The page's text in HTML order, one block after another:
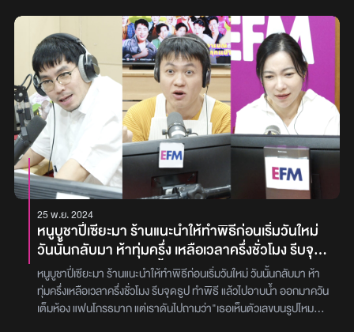
“คุณมน (นามสมมติ)” อายุ 32 ปี สายแรกในรายการ พุธทอล์ค พุธโทร
เมื่อคืนวันพุธที่ผ่านมา [8 พ.ค. 67] ได้โทรเข้ามาปรึกษา ‘ดีเจเผือก - ดี
เจเติ้ล - ดีเจต้นหอม’ เกี่ยวกับปัญหารักของเราสามคน เพราะแฟนของ
คุณมนแอบมี FWB ลับหลัง โดย ​“คุณมน (นามสมมติ)” ได้เล่าว่า ‘มนมี
แฟนอยู่คนหนึ่ง ซึ่งก่อนที่จะคบกัน คู่ของเราก็มีการพูดคุยดูใจกัน เหมือน
คู่อื่น ๆ แต่ช่วงที่เรายังคุยกันอยู่ ทางฝ่ายชายก็ชอบเอ่ยปากว่า เขาอยาก
มีภรรยาสองคน แต่มนก็คิดว่าที่เขา พูดมันเป็นเรื่องขำ ๆ เพราะมนก็
ถามเขาเกือบทุกครั้งว่า มันมีทางเป็นไปได้จริง ๆ หรอ ? เขาก็ตอบว่า ไม่มี
อะไร เขาแค่ถามเล่น ๆ แค่ลองถามดู ซึ่งมนก็เป็นคนที่ไม่ได้คิดอะไรก็ลอง
คุยต่อไป ระยะเวลาก็ผ่านไป เราใช้เวลาคุยกัน 6 เดือน หลังจากนั้นก็เลย
ตัดสินใจคบกันดู ซึ่งตลอดระยะเวลาประมาณ 1 ปีที่คบกันมา มันเป็น
ความสัมพันธ์ที่ดีมาก เทคแคร์ ดูแล ใส่ใจกันมาตลอดทั้งเขาทั้งเรา แต่อยู่
มาวันหนึ่ง เขาก็อยากพามนไปทานข้าวกับ “บี (นามสมมติ)” มนก็ถาม
เขาว่า บีเป็นใคร ? เขาก็เล่าให้ฟังว่า บีเป็น FWB กับเขามาก่อน เป็นแบบนี้
มานานแล้ว และปัจจุบันนี้ ก็ยังเป็นอยู่ ซึ่งมนคิดว่า เขาคงอยากให้ความ
คิดของเขามันเป็นจริงมั้งคะ ความคิดที่ว่า… เขาอยากมีภรรยาสองคน
ความพีคก็ คือ มนก็ตอบ ตกลง ยอมที่จะไปทานข้าวกับพวกเขา ซึ่งเป็น
ตัวของมนเองที่ปล่อยเลยตามเลย เพราะตอนนั้นมนแค่รู้สึกว่า ยังเลิกกับ
25 พ.ย. 2024
หนูบูชาปี่เซียะมา ร้านแนะนำให้ทำพิธีก่อนเริ่มวันใหม่
วันนั้นกลับมา ห้าทุ่มครึ่ง เหลือเวลาครึ่งชั่วโมง รีบจุด
ธูป ทำพิธี แล้วไปอาบน้ำ ออกมาควันเต็มห้อง แฟน
โกรธมาก แต่เราดันไปถามว่า "เธอเห็นตัวเลขบนรูป
ไหม?" เพราะตอนเช้าวันที่ 16 แล้ว แฟนด่าเราใหญ่เลย
หนูบูชาปี่เซียะมา ร้านแนะนำให้ทำพิธีก่อนเริ่มวันใหม่ วันนั้นกลับมา ห้า
ทุ่มครึ่งเหลือเวลาครึ่งชั่วโมง รีบจุดธูป ทำพิธี แล้วไปอาบน้ำ ออกมาควัน
เต็มห้อง แฟนโกรธมาก แต่เราดันไปถามว่า"เธอเห็นตัวเลขบนรูปไหม?"